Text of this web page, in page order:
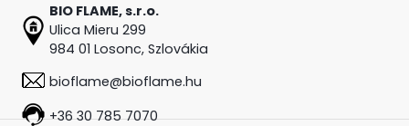
BIO FLAME, s.r.o.
Ulica Mieru 299
984 01 Losonc, Szlovákia
bioflame@bioflame.hu
+36 30 785 7070